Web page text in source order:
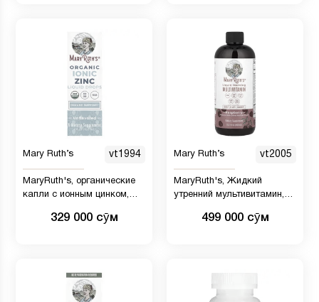
Mary Ruth’s vt1994
MaryRuth's, органические
капли с ионным цинком,
329 000 сӯм
Mary Ruth’s vt2005
MaryRuth's, Жидкий
утренний мультивитамин,
499 000 сӯм